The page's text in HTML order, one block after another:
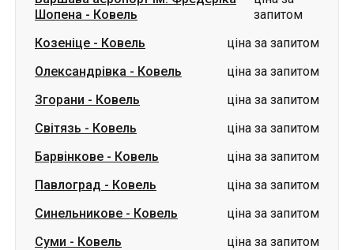
Шопена - Ковель
запитом
Козеніце - Ковель
ціна за запитом
Олександрівка - Ковель
ціна за запитом
Згорани - Ковель
ціна за запитом
Світязь - Ковель
ціна за запитом
Барвінкове - Ковель
ціна за запитом
Павлоград - Ковель
ціна за запитом
Синельникове - Ковель
ціна за запитом
Суми - Ковель
ціна за запитом